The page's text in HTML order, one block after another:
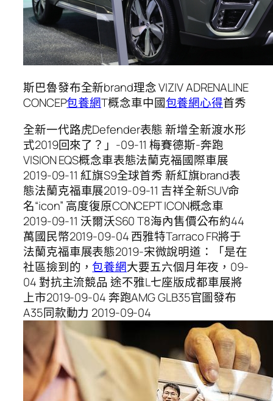
斯巴魯發布全新brand理念 VIZIV ADRENALINE
CONCEP包養網T概念車中國包養網心得首秀
全新一代路虎Defender表態 新增全新渡水形
式2019回來了？」-09-11 梅賽德斯-奔跑
VISION EQS概念車表態法蘭克福國際車展
2019-09-11 紅旗S9全球首秀 新紅旗brand表
態法蘭克福車展2019-09-11 吉祥全新SUV命
名“icon” 高度復原CONCEPT ICON概念車
2019-09-11 沃爾沃S60 T8海內售價公布約44
萬國民幣2019-09-04 西雅特Tarraco FR將于
法蘭克福車展表態2019-宋微說明道：「是在
社區撿到的，包養網大要五六個月年夜，09-
04 對抗主流競品 途不雅L七座版成都車展將
上市2019-09-04 奔跑AMG GLB35官圖發布
A35同款動力 2019-09-04